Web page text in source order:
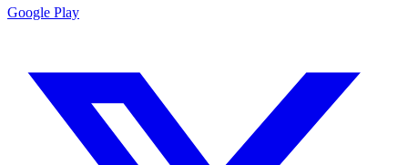
Google Play